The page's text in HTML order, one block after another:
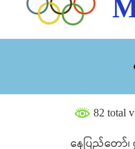
82 total
နေပြည်တော်